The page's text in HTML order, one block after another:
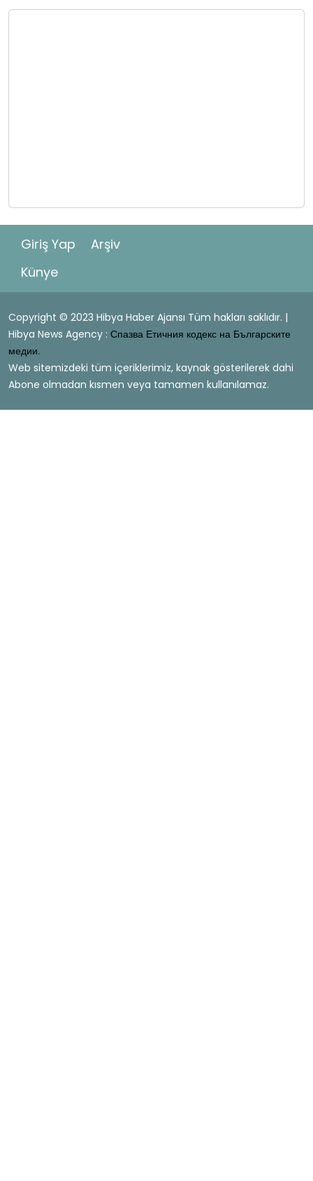
Giriş Yap
Arşiv
Künye
Copyright © 2023 Hibya Haber Ajansı Tüm hakları saklıdır. |
Hibya News Agency : Спазва Етичния кодекс на Българските
медии.
Web sitemizdeki tüm içeriklerimiz, kaynak gösterilerek dahi
Abone olmadan kısmen veya tamamen kullanılamaz.